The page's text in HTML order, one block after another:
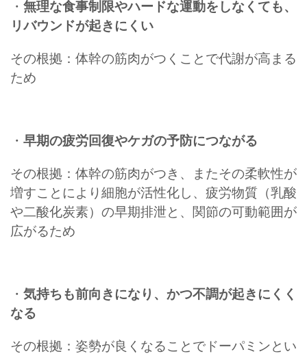
・ 無理な食事制限やハードな運動をしなくても、
リバウンドが起きにくい
その根拠：体幹の筋肉がつくことで代謝が高まる
ため
・ 早期の疲労回復やケガの予防につながる
その根拠：体幹の筋肉がつき、またその柔軟性が
増すことにより細胞が活性化し、疲労物質（乳酸
や二酸化炭素）の早期排泄と、関節の可動範囲が
広がるため
・ 気持ちも前向きになり、かつ不調が起きにくく
なる
その根拠：姿勢が良くなることでドーパミンとい